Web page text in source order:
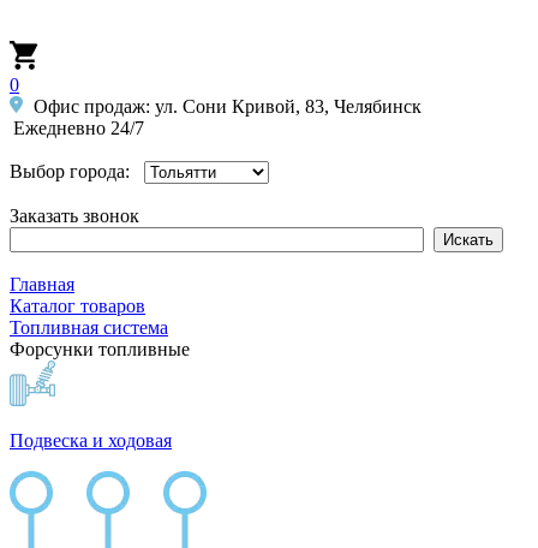
0
Офис продаж: ул. Сони Кривой, 83, Челябинск
Ежедневно 24/7
Выбор города:
Заказать звонок
Главная
Каталог товаров
Топливная система
Форсунки топливные
Подвеска и ходовая